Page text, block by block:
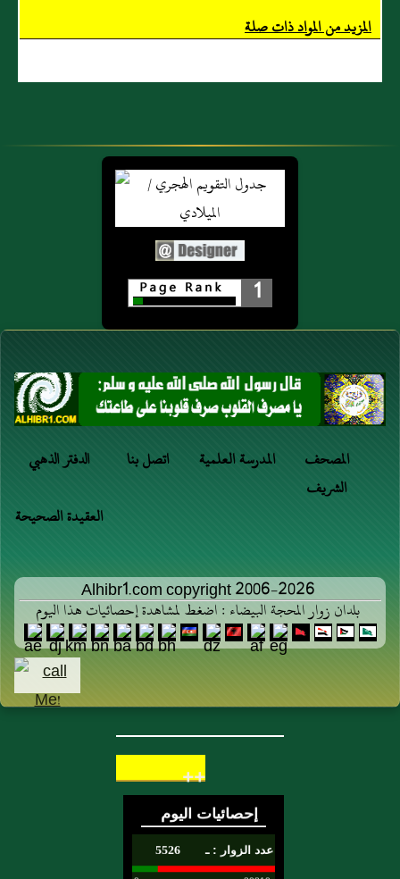
المزيد من المواد ذات صلة
1
الدفتر الذهبي اتصل بنا المدرسة العلمية
المصحف
الشريف
العقيدة الصحيحة
Alhibr1.com copyright 2006-2026
بلدان زوار المحجة البيضاء : اضغط لمشاهدة إحصائيات هذا اليوم
++